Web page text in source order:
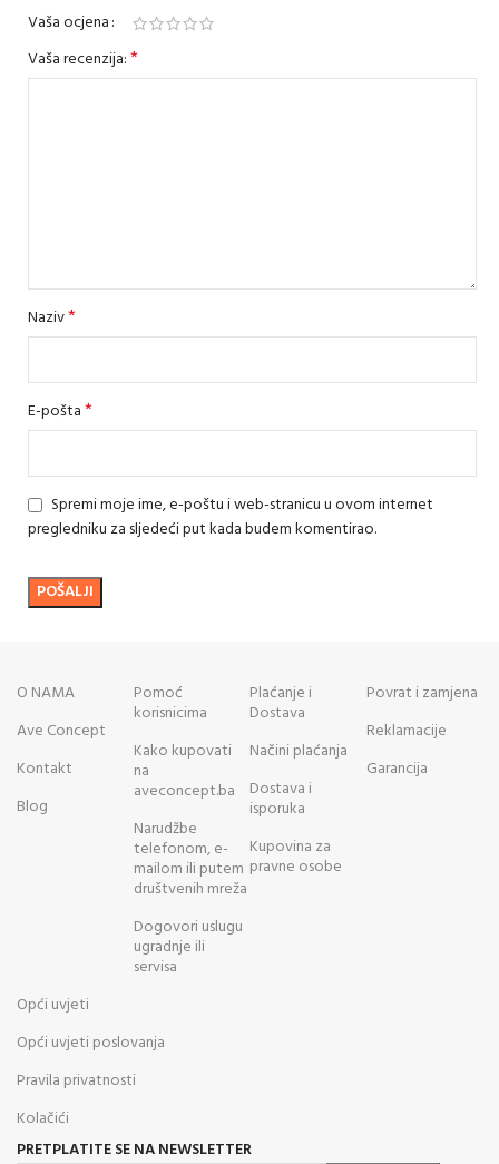
Vaša ocjena
Vaša recenzija:*
Naziv*
E-pošta*
Spremi moje ime, e-poštu i web-stranicu u ovom internet
pregledniku za sljedeći put kada budem komentirao.
O NAMA
Ave Concept
Kontakt
Blog
Pomoć
korisnicima
Kako kupovati
na
aveconcept.ba
Narudžbe
telefonom, e-
mailom ili putem
društvenih mreža
Dogovori uslugu
ugradnje ili
servisa
Plaćanje i
Dostava
Načini plaćanja
Dostava i
isporuka
Kupovina za
pravne osobe
Povrat i zamjena
Reklamacije
Garancija
Opći uvjeti
Opći uvjeti poslovanja
Pravila privatnosti
Kolačići
PRETPLATITE SE NA NEWSLETTER